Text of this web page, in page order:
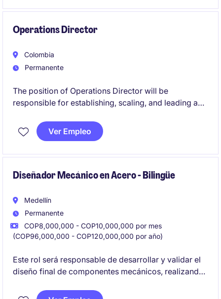
abastecimiento oportuno, con criterios de calidad,
Operations Director
Colombia
Permanente
The position of Operations Director will be
responsible for establishing, scaling, and leading a
business performance, operational execution,
stakeholder management, and organizational
This role is key to building a sustainable and
culture, and positioning the operation for long-term
growth and future transition objectives.
Ver Empleo
Diseñador Mecánico en Acero - Bilingüe
Medellín
Permanente
COP8,000,000 - COP10,000,000 por mes
(COP96,000,000 - COP120,000,000 por año)
Este rol será responsable de desarrollar y validar el
diseño final de componentes mecánicos, realizando
coordinando directamente con el equipo comercial